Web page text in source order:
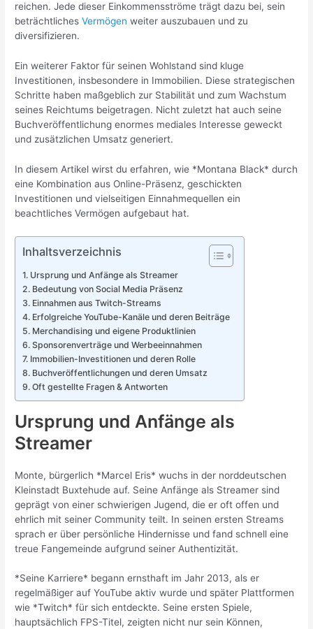
reichen. Jede dieser Einkommensströme trägt dazu bei, sein
beträchtlichesVermögen weiter auszubauen und zu
diversifizieren.
Ein weiterer Faktor für seinen Wohlstand sind kluge
Investitionen, insbesondere in Immobilien. Diese strategischen
Schritte haben maßgeblich zur Stabilität und zum Wachstum
seines Reichtums beigetragen. Nicht zuletzt hat auch seine
Buchveröffentlichung enormes mediales Interesse geweckt
und zusätzlichen Umsatz generiert.
In diesem Artikel wirst du erfahren, wie *Montana Black* durch
eine Kombination aus Online-Präsenz, geschickten
Investitionen und vielseitigen Einnahmequellen ein
beachtliches Vermögen aufgebaut hat.
Inhaltsverzeichnis
Ursprung und Anfänge als Streamer
Bedeutung von Social Media Präsenz
Einnahmen aus Twitch-Streams
Erfolgreiche YouTube-Kanäle und deren Beiträge
Merchandising und eigene Produktlinien
Sponsorenverträge und Werbeeinnahmen
Immobilien-Investitionen und deren Rolle
Buchveröffentlichungen und deren Umsatz
Oft gestellte Fragen & Antworten
Ursprung und Anfänge als
Streamer
Monte, bürgerlich *Marcel Eris* wuchs in der norddeutschen
Kleinstadt Buxtehude auf. Seine Anfänge als Streamer sind
geprägt von einer schwierigen Jugend, die er oft offen und
ehrlich mit seiner Community teilt. In seinen ersten Streams
sprach er über persönliche Hindernisse und fand schnell eine
treue Fangemeinde aufgrund seiner Authentizität.
*Seine Karriere* begann ernsthaft im Jahr 2013, als er
regelmäßiger auf YouTube aktiv wurde und später Plattformen
wie *Twitch* für sich entdeckte. Seine ersten Spiele,
hauptsächlich FPS-Titel, zeigten nicht nur sein Können,